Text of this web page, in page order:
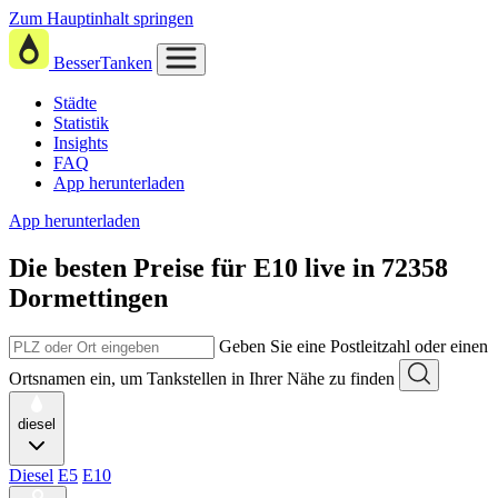
Zum Hauptinhalt springen
BesserTanken
Städte
Statistik
Insights
FAQ
App herunterladen
App herunterladen
Die besten Preise für E10 live in 72358
Dormettingen
Geben Sie eine Postleitzahl oder einen
Ortsnamen ein, um Tankstellen in Ihrer Nähe zu finden
diesel
Diesel E5 E10